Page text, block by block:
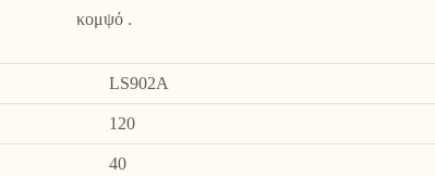
κομψό .
LS902A
120
40